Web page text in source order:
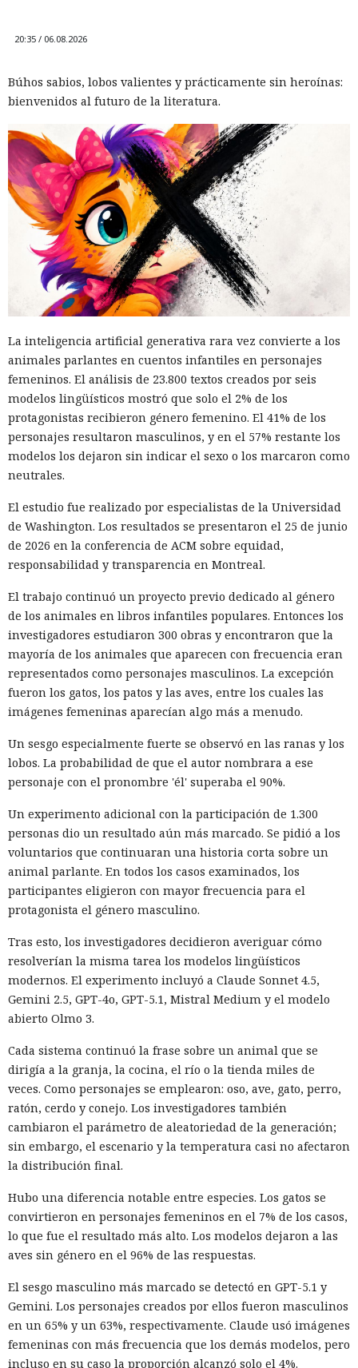
20:35 / 06.08.2026
Búhos sabios, lobos valientes y prácticamente sin heroínas:
bienvenidos al futuro de la literatura.
La inteligencia artificial generativa rara vez convierte a los
animales parlantes en cuentos infantiles en personajes
femeninos. El análisis de 23.800 textos creados por seis
modelos lingüísticos mostró que solo el 2% de los
protagonistas recibieron género femenino. El 41% de los
personajes resultaron masculinos, y en el 57% restante los
modelos los dejaron sin indicar el sexo o los marcaron como
neutrales.
El estudio fue realizado por especialistas de la Universidad
de Washington. Los resultados se presentaron el 25 de junio
de 2026 en la conferencia de ACM sobre equidad,
responsabilidad y transparencia en Montreal.
El trabajo continuó un proyecto previo dedicado al género
de los animales en libros infantiles populares. Entonces los
investigadores estudiaron 300 obras y encontraron que la
mayoría de los animales que aparecen con frecuencia eran
representados como personajes masculinos. La excepción
fueron los gatos, los patos y las aves, entre los cuales las
imágenes femeninas aparecían algo más a menudo.
Un sesgo especialmente fuerte se observó en las ranas y los
lobos. La probabilidad de que el autor nombrara a ese
personaje con el pronombre 'él' superaba el 90%.
Un experimento adicional con la participación de 1.300
personas dio un resultado aún más marcado. Se pidió a los
voluntarios que continuaran una historia corta sobre un
animal parlante. En todos los casos examinados, los
participantes eligieron con mayor frecuencia para el
protagonista el género masculino.
Tras esto, los investigadores decidieron averiguar cómo
resolverían la misma tarea los modelos lingüísticos
modernos. El experimento incluyó a Claude Sonnet 4.5,
Gemini 2.5, GPT-4o, GPT-5.1, Mistral Medium y el modelo
abierto Olmo 3.
Cada sistema continuó la frase sobre un animal que se
dirigía a la granja, la cocina, el río o la tienda miles de
veces. Como personajes se emplearon: oso, ave, gato, perro,
ratón, cerdo y conejo. Los investigadores también
cambiaron el parámetro de aleatoriedad de la generación;
sin embargo, el escenario y la temperatura casi no afectaron
la distribución final.
Hubo una diferencia notable entre especies. Los gatos se
convirtieron en personajes femeninos en el 7% de los casos,
lo que fue el resultado más alto. Los modelos dejaron a las
aves sin género en el 96% de las respuestas.
El sesgo masculino más marcado se detectó en GPT-5.1 y
Gemini. Los personajes creados por ellos fueron masculinos
en un 65% y un 63%, respectivamente. Claude usó imágenes
femeninas con más frecuencia que los demás modelos, pero
incluso en su caso la proporción alcanzó solo el 4%.